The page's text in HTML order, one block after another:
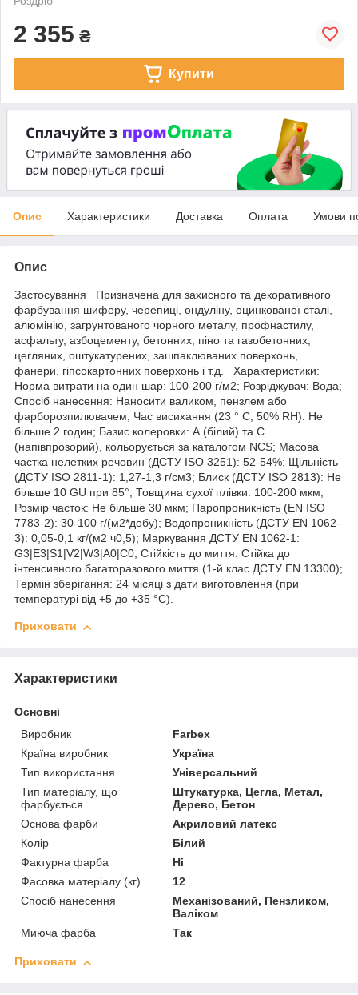
2 355 ₴
Купити
Опис Характеристики Доставка Оплата Умови
Опис
Застосування Призначена для захисного та декоративного
фарбування шиферу, черепиці, ондуліну, оцинкованої сталі,
алюмінію, загрунтованого чорного металу, профнастилу,
асфальту, азбоцементу, бетонних, піно та газобетонних,
цегляних, оштукатурених, зашпаклюваних поверхонь,
фанери. гіпсокартонних поверхонь і т.д. Характеристики:
Норма витрати на один шар: 100-200 г/м2; Розріджувач: Вода;
Спосіб нанесення: Наносити валиком, пензлем або
фарборозпилювачем; Час висихання (23 ° С, 50% RH): Не
більше 2 годин; Базис колеровки: А (білий) та C
(напівпрозорий), кольорується за каталогом NCS; Масова
частка нелетких речовин (ДСТУ ISO 3251): 52-54%; Щільність
(ДСТУ ISO 2811-1): 1,27-1,3 г/см3; Блиск (ДСТУ ISO 2813): Не
більше 10 GU при 85°; Товщина сухої плівки: 100-200 мкм;
Розмір часток: Не більше 30 мкм; Паропроникність (EN ISO
7783-2): 30-100 г/(м2*добу); Водопроникність (ДСТУ EN 1062-
3): 0,05-0,1 кг/(м2 ч0,5); Маркування ДСТУ EN 1062-1:
G3|E3|S1|V2|W3|A0|C0; Стійкість до миття: Стійка до
інтенсивного багаторазового миття (1-й клас ДСТУ EN 13300);
Термін зберігання: 24 місяці з дати виготовлення (при
температурі від +5 до +35 °С).
Приховати
Характеристики
Основні
Виробник
Farbex
Країна виробник
Україна
Тип використання
Універсальний
Тип матеріалу, що
фарбується
Штукатурка, Цегла, Метал,
Дерево, Бетон
Основа фарби
Акриловий латекс
Колір
Білий
Фактурна фарба
Ні
Фасовка матеріалу (кг)
12
Спосіб нанесення
Механізований, Пензликом,
Валіком
Миюча фарба
Так
Приховати